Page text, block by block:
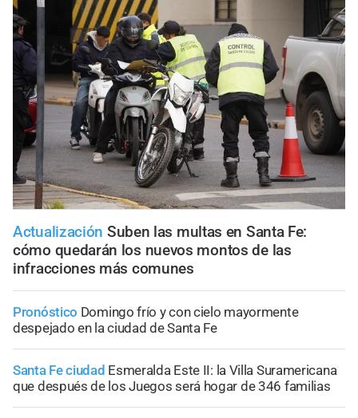
Actualización Suben las multas en Santa Fe:
cómo quedarán los nuevos montos de las
infracciones más comunes
Pronóstico Domingo frío y con cielo mayormente
despejado en la ciudad de Santa Fe
Santa Fe ciudad Esmeralda Este II: la Villa Suramericana
que después de los Juegos será hogar de 346 familias